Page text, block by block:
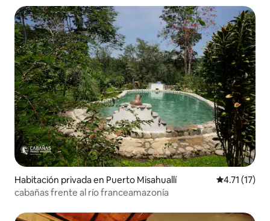
Habitación privada en Puerto Misahuallí Calificación
4.71 (17)
cabañas frente al río franceamazonía